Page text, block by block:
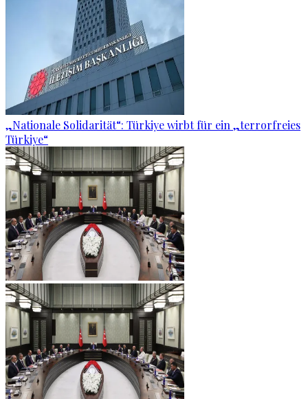
„Nationale Solidarität“: Türkiye wirbt für ein „terrorfreies
Türkiye“